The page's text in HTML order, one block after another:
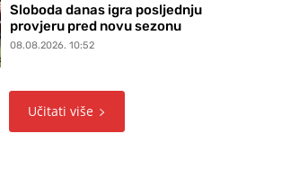
Sloboda danas igra posljednju
provjeru pred novu sezonu
08.08.2026. 10:52
Učitati više